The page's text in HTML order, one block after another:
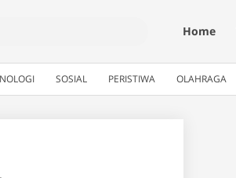
Home
SOSIAL PERISTIWA OLAHRAGA